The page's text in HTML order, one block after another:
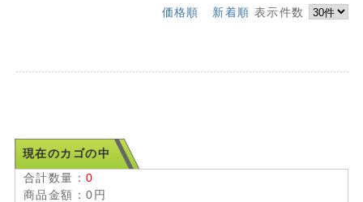
価格順 新着順 表示件数
現在のカゴの中
合計数量：0
商品金額：0円